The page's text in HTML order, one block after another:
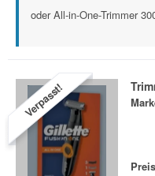
oder All-in-One-Trimmer
Verpasst!